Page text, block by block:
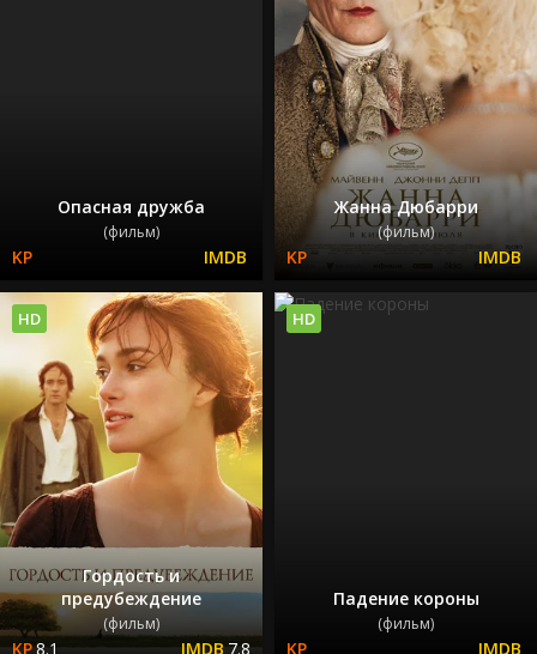
Опасная дружба
(фильм)
Жанна Дюбарри
(фильм)
Гордость и
предубеждение
(фильм)
8.1 7.8
HD
Падение короны
(фильм)
HD